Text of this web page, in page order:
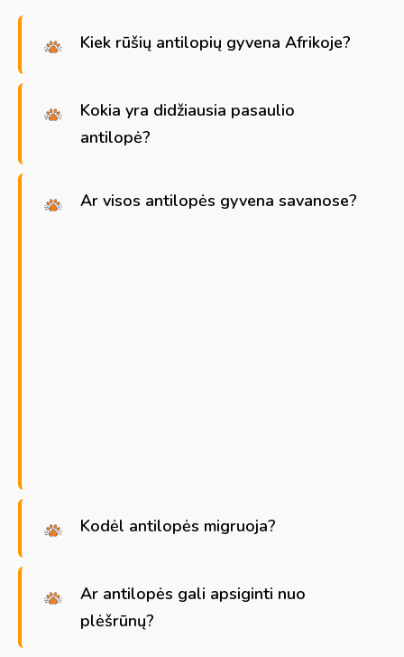
Kiek rūšių antilopių gyvena Afrikoje?
Kokia yra didžiausia pasaulio
antilopė?
Ar visos antilopės gyvena savanose?
Kodėl antilopės migruoja?
Ar antilopės gali apsiginti nuo
plėšrūnų?